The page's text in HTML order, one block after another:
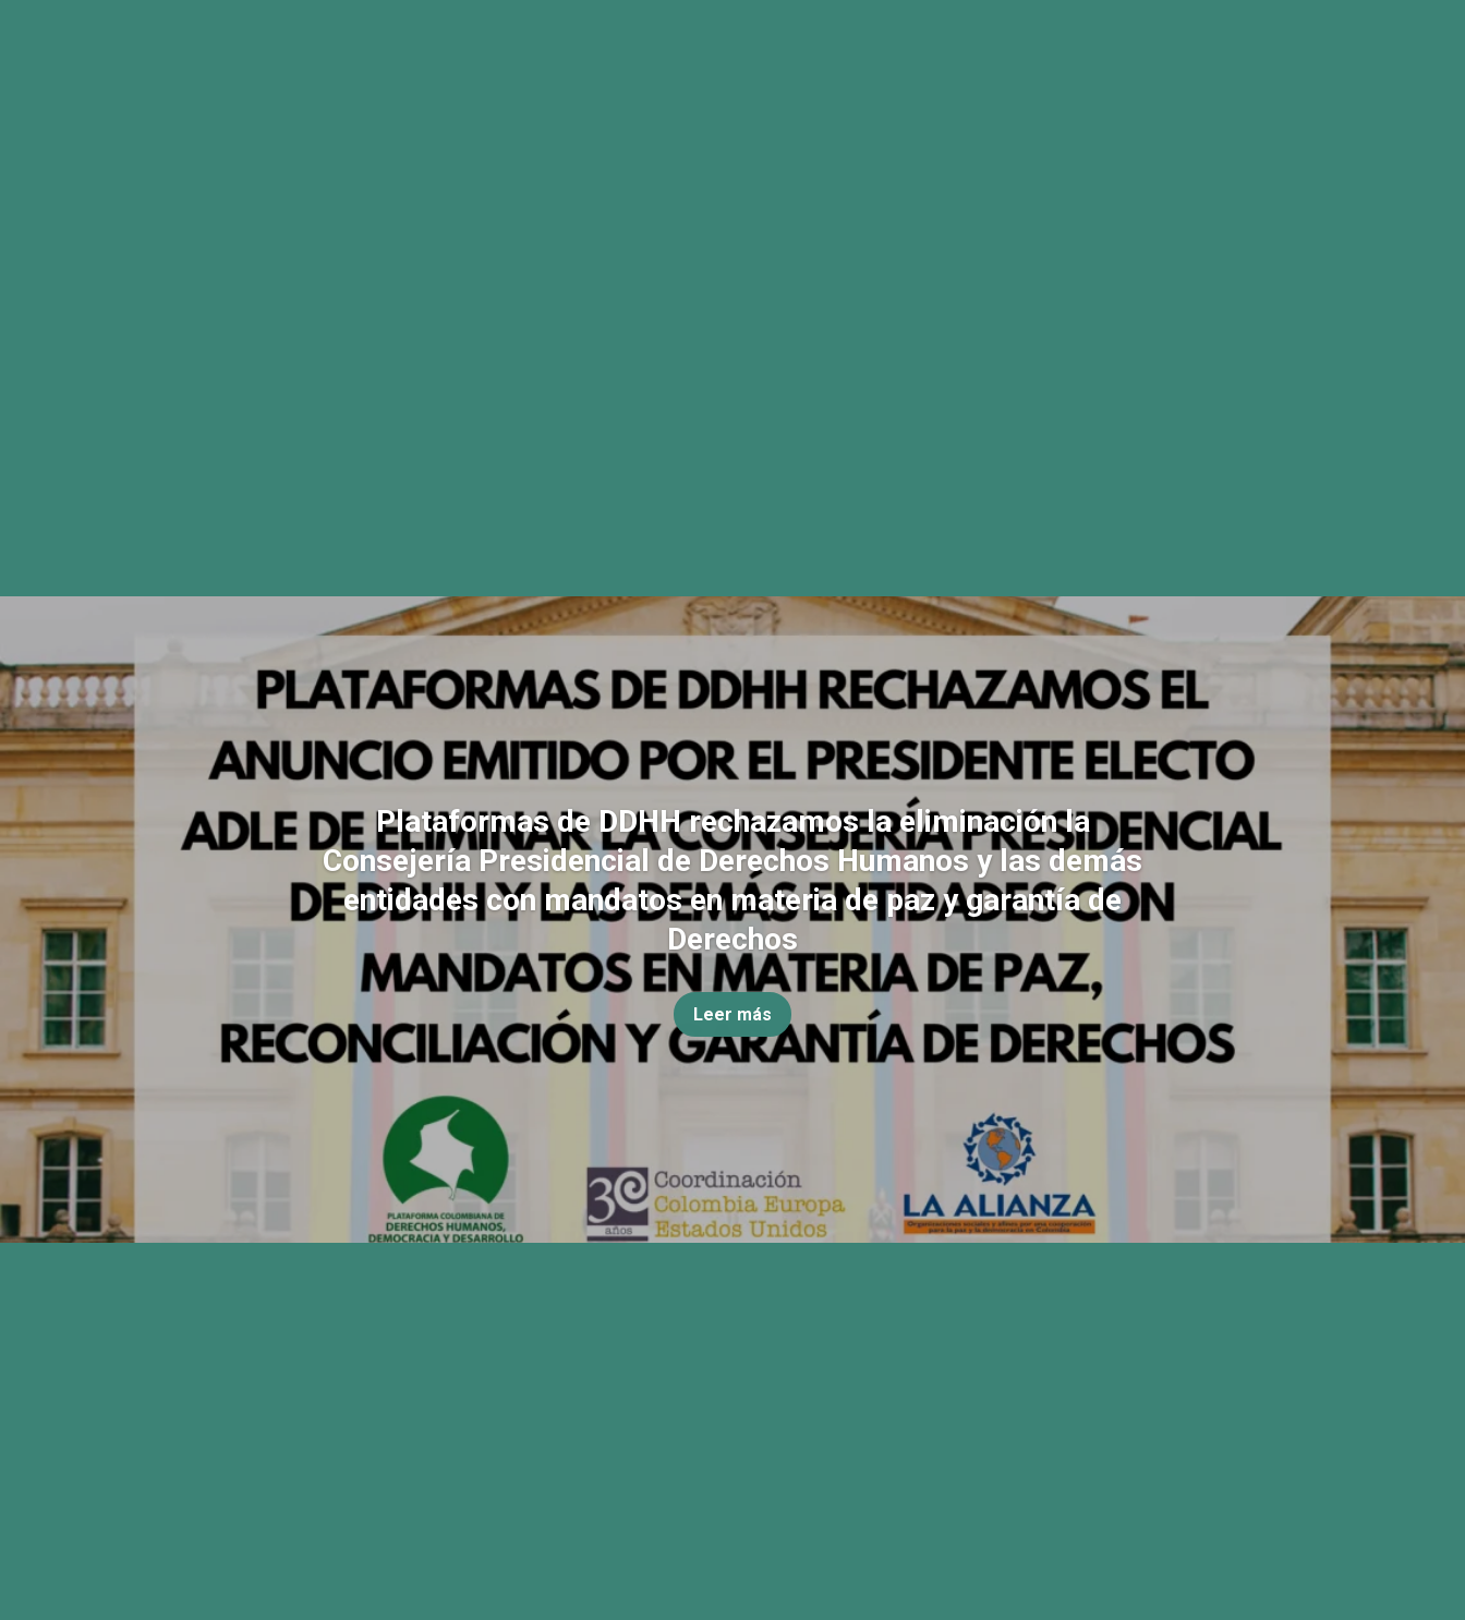
Plataformas de DDHH rechazamos la eliminación la
Consejería Presidencial de Derechos Humanos y las demás
entidades con mandatos en materia de paz y garantía de
Derechos
Leer más